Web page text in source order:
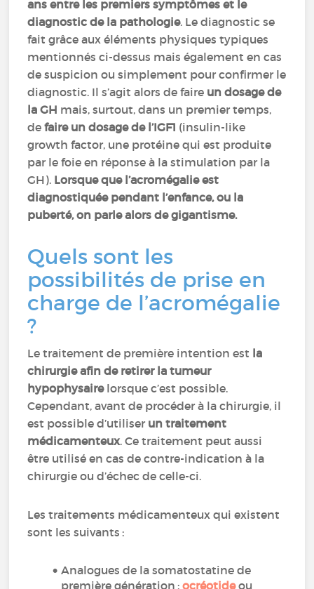
ans entre les premiers symptômes et le
diagnostic de la pathologie. Le diagnostic se
fait grâce aux éléments physiques typiques
mentionnés ci-dessus mais également en cas
de suspicion ou simplement pour confirmer le
diagnostic. Il s’agit alors de faire un dosage de
la GH mais, surtout, dans un premier temps,
de faire un dosage de l’IGF1 (insulin-like
growth factor, une protéine qui est produite
par le foie en réponse à la stimulation par la
GH). Lorsque que l’acromégalie est
diagnostiquée pendant l’enfance, ou la
puberté, on parle alors de gigantisme.
Quels sont les
possibilités de prise en
charge de l’acromégalie
?
Le traitement de première intention est la
chirurgie afin de retirer la tumeur
hypophysairelorsque c’est possible.
Cependant, avant de procéder à la chirurgie, il
est possible d’utiliser un traitement
médicamenteux. Ce traitement peut aussi
être utilisé en cas de contre-indication à la
chirurgie ou d’échec de celle-ci.
Les traitements médicamenteux qui existent
sont les suivants :
Analogues de la somatostatine de
première génération :ocréotideou